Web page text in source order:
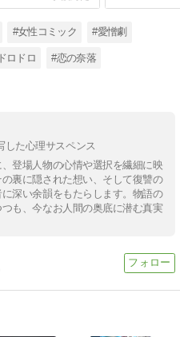
#女性コミック #愛憎劇
ロドロ #恋の奈落
した心理サスペンス
登場人物の心情や選択を繊細に映
裏に隠された想い、そして復讐の
深い余韻をもたらします。物語の
も、今なお人間の奥底に潜む真実